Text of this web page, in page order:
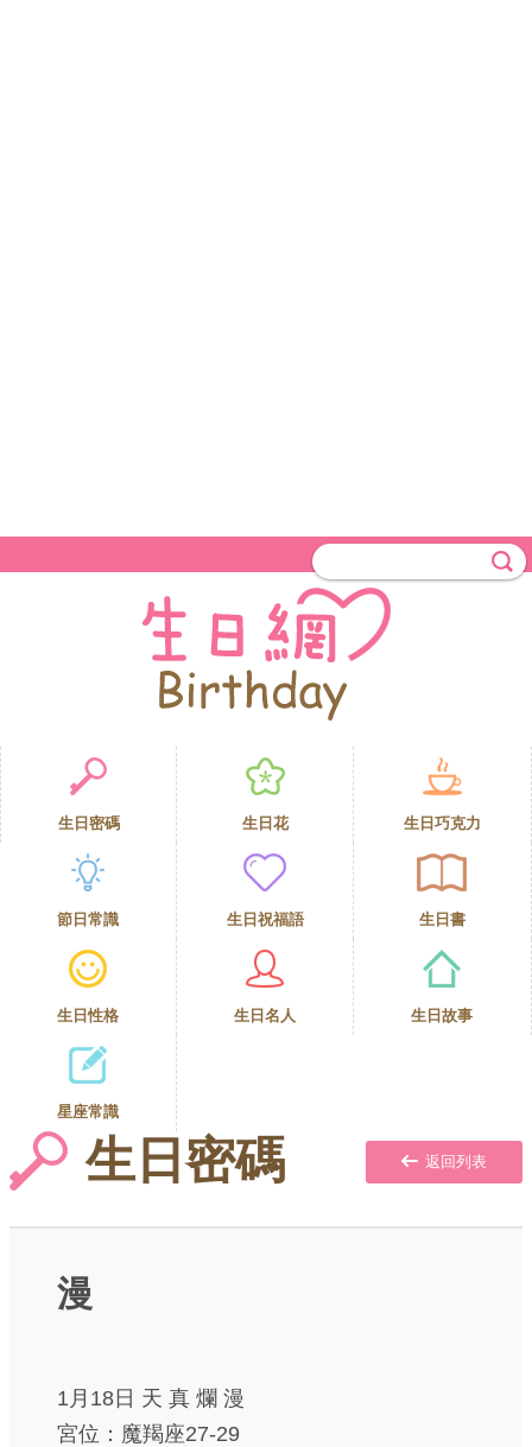
生日密碼 生日花 生日巧克力
節日常識 生日祝福語 生日書
生日性格 生日名人 生日故事
星座常識
生日密碼 返回列表
漫
1月18日 天 真 爛 漫
宮位：魔羯座27-29